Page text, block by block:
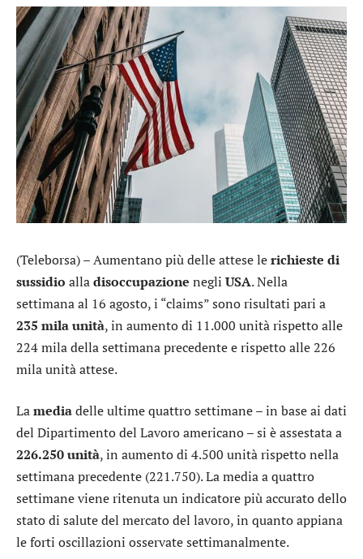
(Teleborsa) – Aumentano più delle attese lerichieste di
sussidio alladisoccupazione negli USA. Nella
settimana al 16 agosto, i “claims” sono risultati pari a
235 mila unità, in aumento di 11.000 unità rispetto alle
224 mila della settimana precedente e rispetto alle 226
mila unità attese.
Lamediadelle ultime quattro settimane – in base ai dati
del Dipartimento del Lavoro americano – si è assestata a
226.250 unità, in aumento di 4.500 unità rispetto nella
settimana precedente (221.750). La media a quattro
settimane viene ritenuta un indicatore più accurato dello
stato di salute del mercato del lavoro, in quanto appiana
le forti oscillazioni osservate settimanalmente.